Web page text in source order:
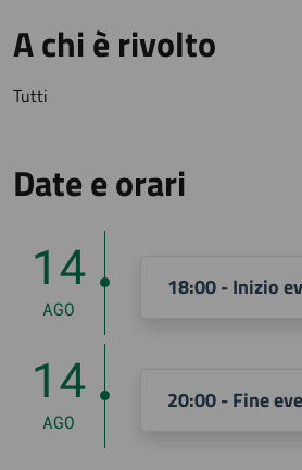
A chi è rivolto
Tutti
Date e orari
14
AGO
18:00 - Inizio
14
AGO
20:00 - Fine